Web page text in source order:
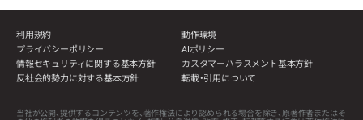
利用規約
動作環境
プライバシーポリシー
AIポリシー
情報セキュリティに関する基本方針
カスタマーハラスメント基本方針
反社会的勢力に対する基本方針
転載・引用について
当社が公開、提供するコンテンツを、著作権法により認められる場合を除き、原著作者またはそ